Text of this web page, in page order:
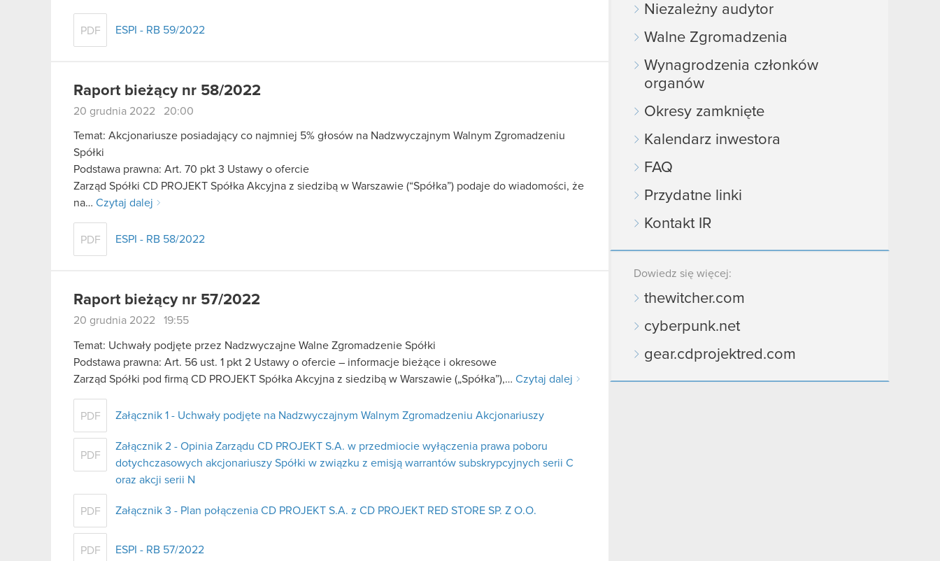
PDF ESPI - RB 59/2022
Raport bieżący nr 58/2022
20 grudnia 2022 20:00
Temat: Akcjonariusze posiadający co najmniej 5% głosów na Nadzwyczajnym Walnym Zgromadzeniu
Spółki
Podstawa prawna: Art. 70 pkt 3 Ustawy o ofercie
Zarząd Spółki CD PROJEKT Spółka Akcyjna z siedzibą w Warszawie (“Spółka”) podaje do wiadomości, że
na… Czytaj dalej
PDF ESPI - RB 58/2022
Raport bieżący nr 57/2022
20 grudnia 2022 19:55
Temat: Uchwały podjęte przez Nadzwyczajne Walne Zgromadzenie Spółki
Podstawa prawna: Art. 56 ust. 1 pkt 2 Ustawy o ofercie – informacje bieżące i okresowe
Zarząd Spółki pod firmą CD PROJEKT Spółka Akcyjna z siedzibą w Warszawie („Spółka”),… Czytaj dalej
PDF Załącznik 1 - Uchwały podjęte na Nadzwyczajnym Walnym Zgromadzeniu Akcjonariuszy
PDF
Załącznik 2 - Opinia Zarządu CD PROJEKT S.A. w przedmiocie wyłączenia prawa poboru
dotychczasowych akcjonariuszy Spółki w związku z emisją warrantów subskrypcyjnych serii C
oraz akcji serii N
PDF Załącznik 3 - Plan połączenia CD PROJEKT S.A. z CD PROJEKT RED STORE SP. Z O.O.
PDF ESPI - RB 57/2022
Niezależny audytor
Walne Zgromadzenia
Wynagrodzenia członków
organów
Okresy zamknięte
Kalendarz inwestora
FAQ
Przydatne linki
Kontakt IR
Dowiedz się więcej:
thewitcher.com
cyberpunk.net
gear.cdprojektred.com